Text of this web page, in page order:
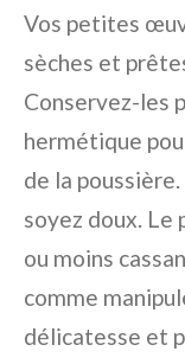
Vos petites
sèches et
Conservez-les
hermétique
de la
soyez doux. Le
ou moins
comme
délicatesse et